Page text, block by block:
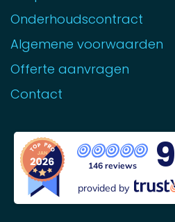
Onderhoudscontract
Algemene voorwaarden
Offerte aanvragen
Contact
146 reviews 9
provided by